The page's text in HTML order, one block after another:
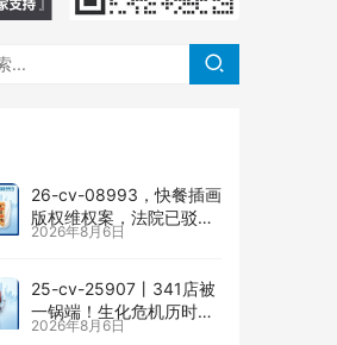
26-cv-08993，快餐插画
版权维权案，法院已驳回
批量合并，剩余商家不要
2026年8月6日
25-cv-25907㇑341店被
一锅端！生化危机历时半
年TRO传票已发，8月24
2026年8月6日